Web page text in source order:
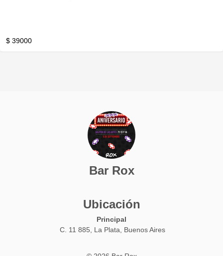
$ 39000
Bar Rox
Ubicación
Principal
C. 11 885, La Plata, Buenos Aires